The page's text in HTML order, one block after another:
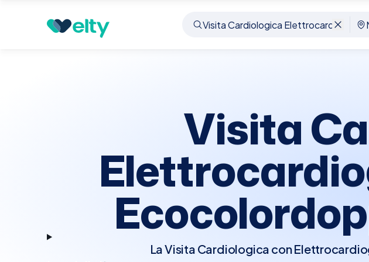
Prenota visita Visita Cardiologica Elettrocardiogramma Ecg
Visita
La Visita Cardiologica con